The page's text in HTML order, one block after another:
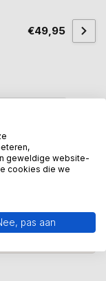
€49,95
(3)
23643267
geweldige website-
cookies die we
pas aan